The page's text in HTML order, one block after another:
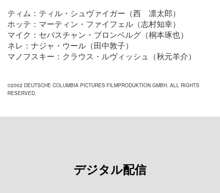
ティム：ティル・シュヴァイガー（西 凛太郎）
ホッテ：マーティン・ファイフェル（志村知幸）
マイク：セバスチャン・ブロンベルグ（桐本琢也）
ネレ：ナジャ・ウール（田中敦子）
マノフスキー：クラウス・ルヴィッシュ（秋元羊介）
©2002 DEUTSCHE COLUMBIA PICTURES FILMPRODUKTION GMBH. ALL RIGHTS
RESERVED.
デジタル配信